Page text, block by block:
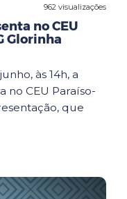
962 visualizações
no CEU
Glorinha
às 14h, a
no CEU Paraíso-
que